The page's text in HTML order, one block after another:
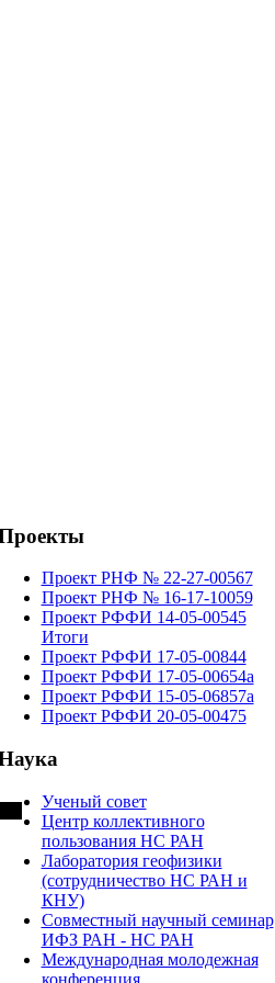
Проект РНФ № 22-27-00567
Проект РНФ № 16-17-10059
Проект РФФИ 14-05-00545
Итоги
Проект РФФИ 17-05-00844
Проект РФФИ 17-05-00654а
Проект РФФИ 15-05-06857а
Проект РФФИ 20-05-00475
Ученый совет
Центр коллективного
пользования НС РАН
Лаборатория геофизики
(сотрудничество НС РАН и
КНУ)
Cовместный научный семинар
ИФЗ РАН - НС РАН
Международная молодежная
конференция